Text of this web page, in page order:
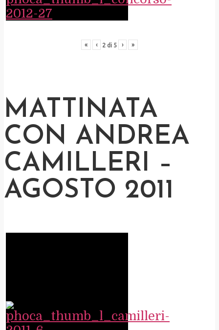
« ‹ 2 di 5 › »
MATTINATA
CON ANDREA
CAMILLERI –
AGOSTO 2011